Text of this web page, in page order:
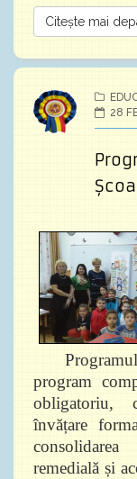
Citește mai
28
program
obligatoriu,
învățare
remedială și